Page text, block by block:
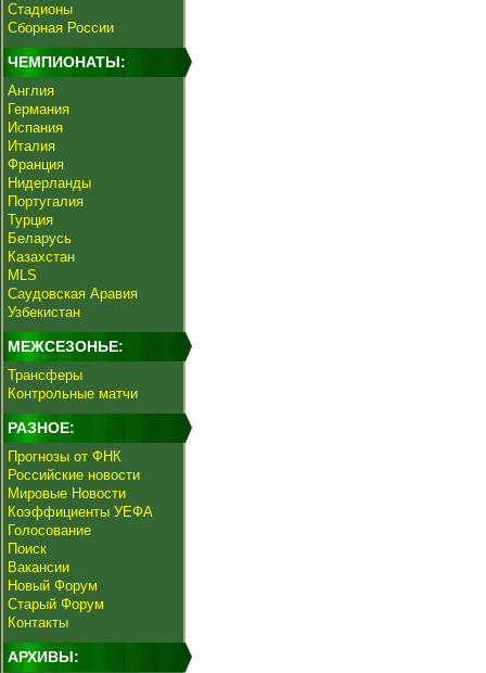
Стадионы
Сборная России
ЧЕМПИОНАТЫ:
Англия
Германия
Испания
Италия
Франция
Нидерланды
Португалия
Турция
Беларусь
Казахстан
MLS
Саудовская Аравия
Узбекистан
МЕЖСЕЗОНЬЕ:
Трансферы
Контрольные матчи
РАЗНОЕ:
Прогнозы от ФНК
Российские новости
Мировые Новости
Коэффициенты УЕФА
Голосование
Поиск
Вакансии
Новый Форум
Старый Форум
Контакты
АРХИВЫ: